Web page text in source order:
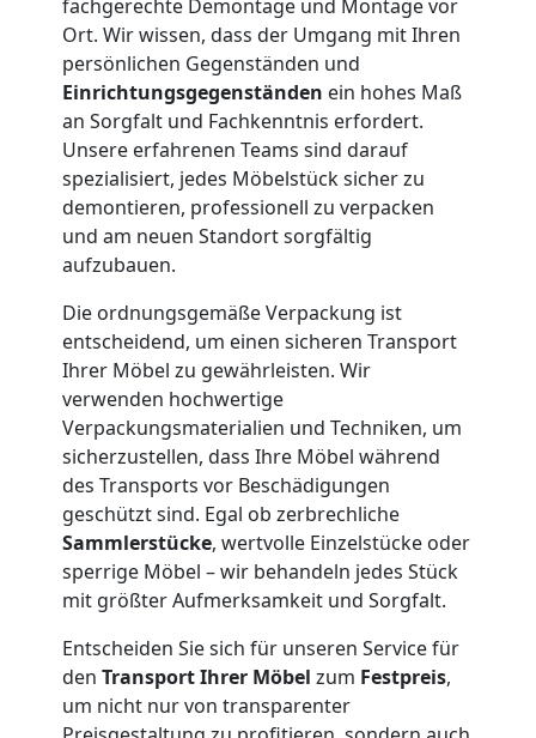
fachgerechte Demontage und Montage vor
Ort. Wir wissen, dass der Umgang mit Ihren
persönlichen Gegenständen und
Einrichtungsgegenständen ein hohes Maß
an Sorgfalt und Fachkenntnis erfordert.
Unsere erfahrenen Teams sind darauf
spezialisiert, jedes Möbelstück sicher zu
demontieren, professionell zu verpacken
und am neuen Standort sorgfältig
aufzubauen.
Die ordnungsgemäße Verpackung ist
entscheidend, um einen sicheren Transport
Ihrer Möbel zu gewährleisten. Wir
verwenden hochwertige
Verpackungsmaterialien und Techniken, um
sicherzustellen, dass Ihre Möbel während
des Transports vor Beschädigungen
geschützt sind. Egal ob zerbrechliche
Sammlerstücke, wertvolle Einzelstücke oder
sperrige Möbel – wir behandeln jedes Stück
mit größter Aufmerksamkeit und Sorgfalt.
Entscheiden Sie sich für unseren Service für
den Transport Ihrer Möbel zum Festpreis,
um nicht nur von transparenter
Küchenumzug
Wolfsberg
Umzug
und
Lagerung
Wolfsberg
Full-
Service-
Umzug
Wolfsberg